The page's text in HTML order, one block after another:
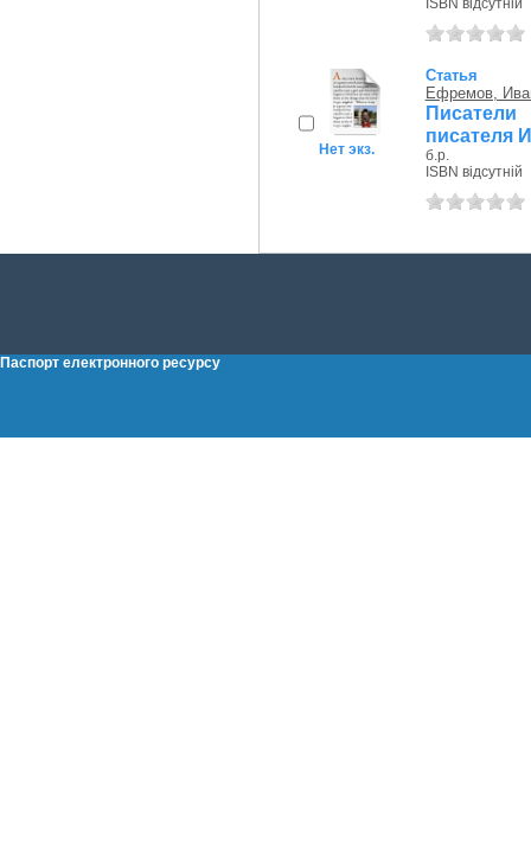
ISBN відсутній
Нет экз.
Статья
Ефремов,
писателя
б.р.
ISBN відсутній
Паспорт електронного ресурсу